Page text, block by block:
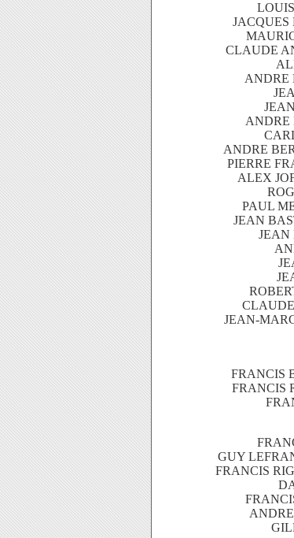
CLAUDE
ANDRE
PIERRE
ALEX
PAUL
JEAN
JEAN-
FRANCIS
FRANCIS
GUY
FRANCIS